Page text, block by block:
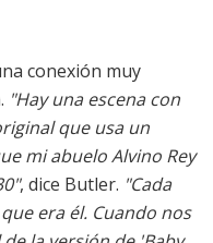
conexión muy
"Hay una escena con
que usa un
mi abuelo Alvino Rey
, dice Butler. "Cada
era él. Cuando nos